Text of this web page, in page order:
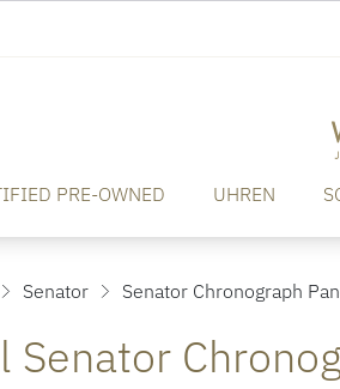
PRE-OWNED UHREN
Senator Senator Chronograph
Senator